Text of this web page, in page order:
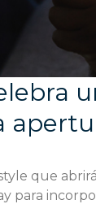
que
para